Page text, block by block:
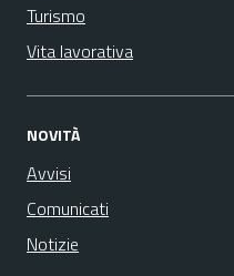
Turismo
Vita lavorativa
NOVITÀ
Avvisi
Comunicati
Notizie